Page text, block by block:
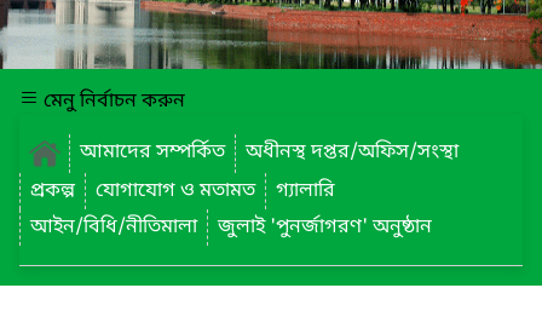
মেনু নির্বাচন করুন
আমাদের সম্পর্কিত
অধীনস্থ দপ্তর/অফিস/সংস্থা
প্রকল্প
যোগাযোগ ও মতামত
গ্যালারি
আইন/বিধি/নীতিমালা
জুলাই 'পুনর্জাগরণ' অনুষ্ঠান